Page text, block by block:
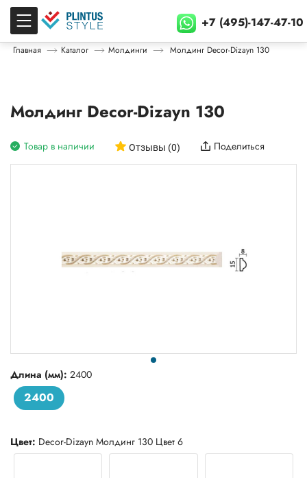
+7 (495)-147-47-10
Главная Каталог Молдинги Молдинг Decor-Dizayn 130
Молдинг Decor-Dizayn 130
Товар в наличии Отзывы (0) Поделиться
Длина (мм): 2400
2400
Цвет: Decor-Dizayn Молдинг 130 Цвет 6